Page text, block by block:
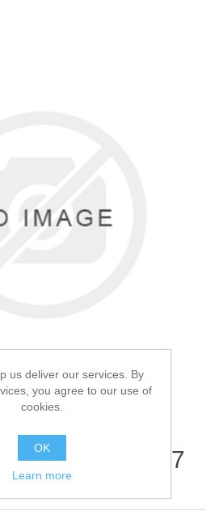
для лодок
Elise's
шерсть A157
синие
us deliver our services. By
you agree to our use of
cookies.
OK
Learn more